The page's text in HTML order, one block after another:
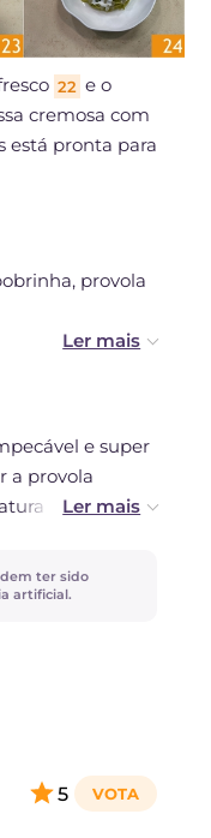
22 e o
cremosa com
está pronta para
provola
e super
a provola
ambiente e,
para
grumos antes
ter sido
artificial.
5